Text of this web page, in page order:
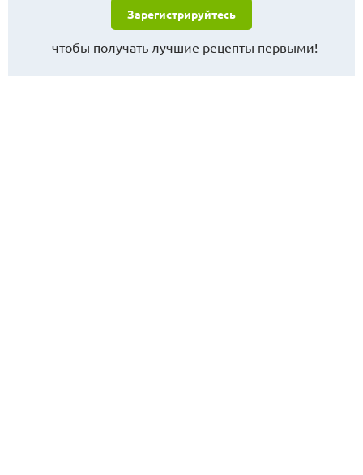
Зарегистрируйтесь
чтобы получать лучшие рецепты первыми!